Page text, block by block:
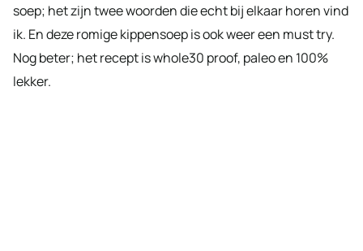
soep; het zijn twee woorden die echt bij elkaar horen vind
ik. En deze romige kippensoep is ook weer een must try.
Nog beter; het recept is whole30 proof, paleo en 100%
lekker.